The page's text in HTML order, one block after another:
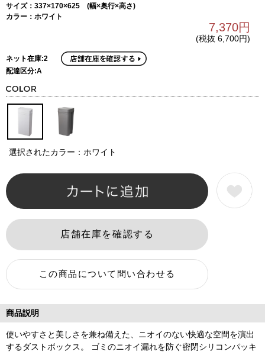
サイズ：337×170×625 (幅×奥行×高さ)
カラー：ホワイト
7,370円
(税抜 6,700円)
ネット在庫:2
配達区分:A
選択されたカラー：ホワイト
商品説明
使いやすさと美しさを兼ね備えた、ニオイのない快適な空間を演出
するダストボックス。 ゴミのニオイ漏れを防ぐ密閉シリコンパッキ